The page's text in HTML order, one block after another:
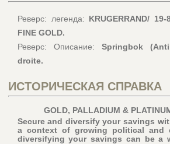
Реверс: легенда: KRUGERRAND/
FINE GOLD.
Реверс: Описание: Springbok
droite.
ИСТОРИЧЕСКАЯ СПРАВКА
GOLD, PALLADIUM &
Secure and diversify your savings
a context of growing political and
diversifying your savings can be a